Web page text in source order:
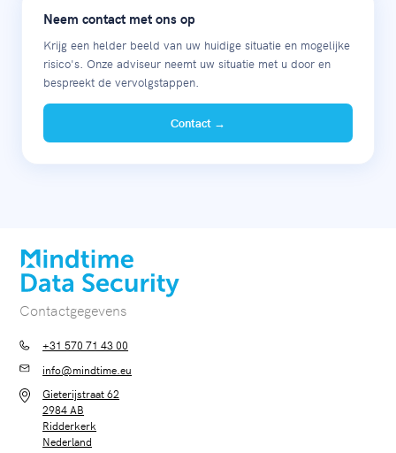
Neem contact met ons op
Krijg een helder beeld van uw huidige situatie en mogelijke
risico's. Onze adviseur neemt uw situatie met u door en
bespreekt de vervolgstappen.
Contact →
Contactgegevens
+31 570 71 43 00
info@mindtime.eu
Gieterijstraat 62
2984 AB
Ridderkerk
Nederland